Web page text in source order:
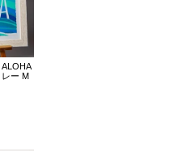
ALOHA
ー M